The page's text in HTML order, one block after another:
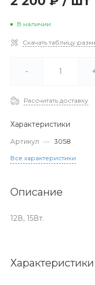
В наличии
Скачать таблицу
-
Рассчитать доставку
Характеристики
Артикул — 3058
Все характеристики
Описание
12В, 15Вт.
Характеристики